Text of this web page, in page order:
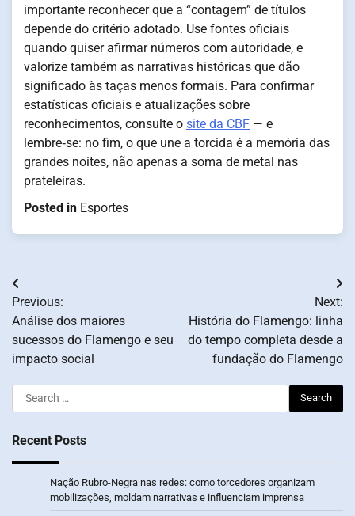
importante reconhecer que a “contagem” de títulos
depende do critério adotado. Use fontes oficiais
quando quiser afirmar números com autoridade, e
valorize também as narrativas históricas que dão
significado às taças menos formais. Para confirmar
estatísticas oficiais e atualizações sobre
reconhecimentos, consulte o site da CBF — e
lembre‑se: no fim, o que une a torcida é a memória das
grandes noites, não apenas a soma de metal nas
prateleiras.
Posted in Esportes
Post
navigation
Previous:
Análise dos maiores
sucessos do Flamengo e seu
impacto social
Next:
História do Flamengo: linha
do tempo completa desde a
fundação do Flamengo
Search
for:
Recent Posts
Nação Rubro-Negra nas redes: como torcedores organizam
mobilizações, moldam narrativas e influenciam imprensa